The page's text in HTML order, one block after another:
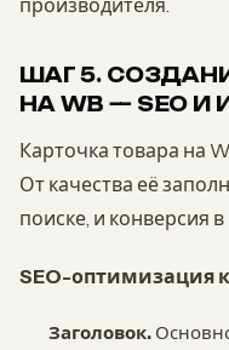
производителя.
ШАГ 5.
НА WB — SEO
Карточка товара на
От качества её
поиске, и конверсия в
SEO-оптимизация
Заголовок.